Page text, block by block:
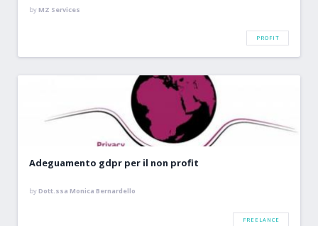
byMZ Services
PROFIT
Adeguamento gdpr per il non profit
byDott.ssa Monica Bernardello
FREELANCE